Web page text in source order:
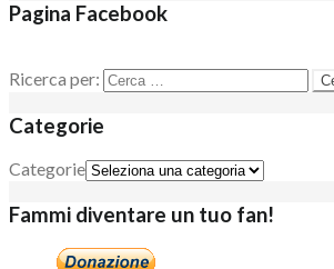
Pagina Facebook
Ricerca per:
Categorie
Categorie
Fammi diventare un tuo fan!